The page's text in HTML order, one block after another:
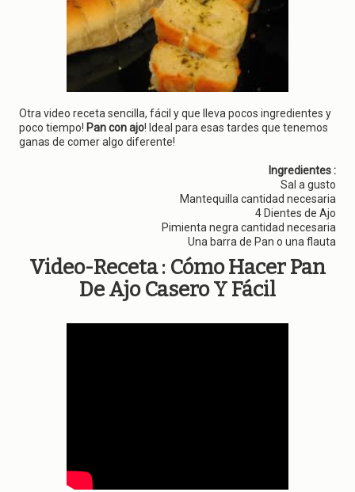
t
i
o
n
Otra video receta sencilla, fácil y que lleva pocos ingredientes y
poco tiempo! Pan con ajo! Ideal para esas tardes que tenemos
ganas de comer algo diferente!
Ingredientes :
Sal a gusto
Mantequilla cantidad necesaria
4 Dientes de Ajo
Pimienta negra cantidad necesaria
Una barra de Pan o una flauta
Video-Receta : Cómo Hacer Pan
De Ajo Casero Y Fácil